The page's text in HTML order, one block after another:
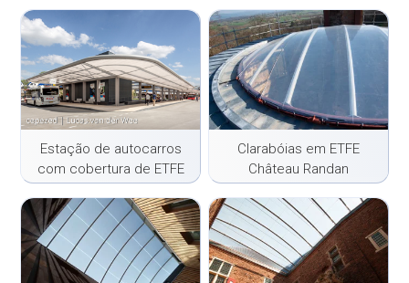
Estação de autocarros
com cobertura de ETFE
Tilburg
Clarabóias em ETFE
Château Randan